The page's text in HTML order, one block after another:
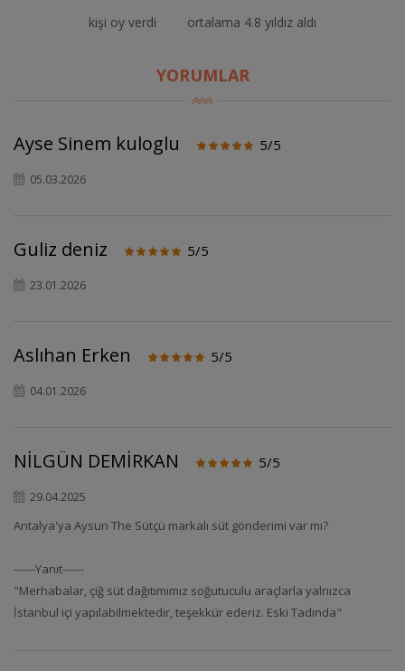
kişi oy verdi ortalama 4.8 yıldız aldı
YORUMLAR
Ayse Sinem kuloglu 5/5
05.03.2026
Guliz deniz 5/5
23.01.2026
Aslıhan Erken 5/5
04.01.2026
NİLGÜN DEMİRKAN 5/5
29.04.2025
Antalya'ya Aysun The Sütçü markalı süt gönderimi var mı?
------Yanıt------
"Merhabalar, çiğ süt dağıtımımız soğutuculu araçlarla yalnızca
İstanbul içi yapılabilmektedir, teşekkür ederiz. Eski Tadında"